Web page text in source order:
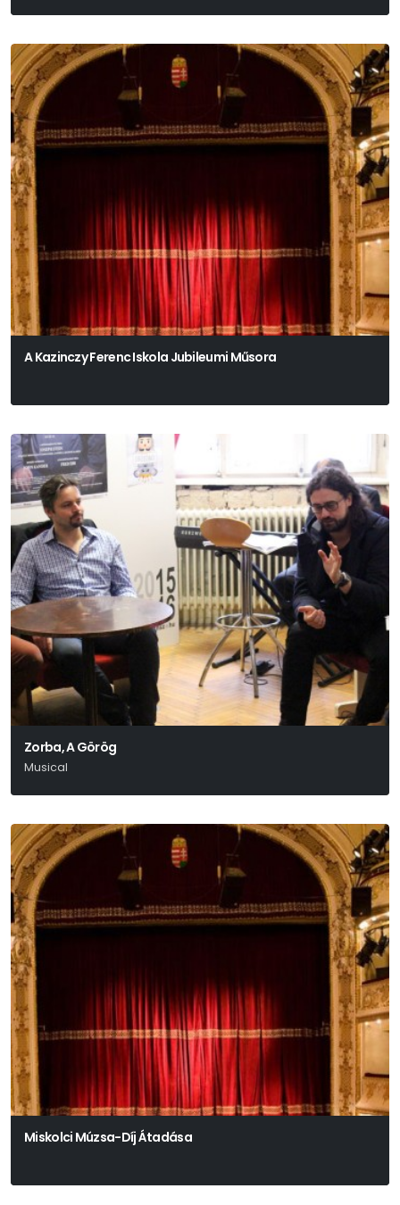
A Kazinczy Ferenc Iskola Jubileumi Műsora
Zorba, A Görög
Musical
Miskolci Múzsa-Díj Átadása